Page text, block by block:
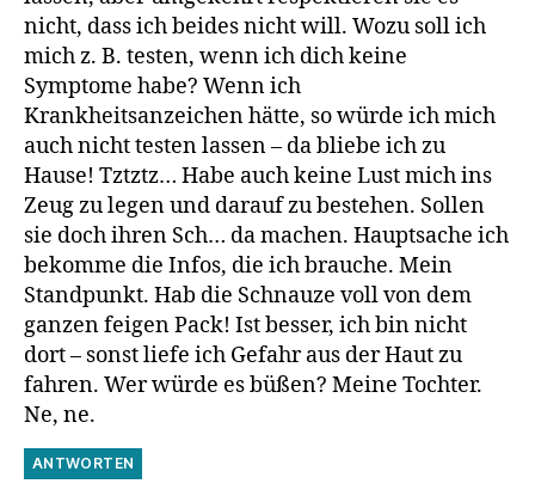
nicht, dass ich beides nicht will. Wozu soll ich
mich z. B. testen, wenn ich dich keine
Symptome habe? Wenn ich
Krankheitsanzeichen hätte, so würde ich mich
auch nicht testen lassen – da bliebe ich zu
Hause! Tztztz… Habe auch keine Lust mich ins
Zeug zu legen und darauf zu bestehen. Sollen
sie doch ihren Sch… da machen. Hauptsache ich
bekomme die Infos, die ich brauche. Mein
Standpunkt. Hab die Schnauze voll von dem
ganzen feigen Pack! Ist besser, ich bin nicht
dort – sonst liefe ich Gefahr aus der Haut zu
fahren. Wer würde es büßen? Meine Tochter.
Ne, ne.
ANTWORTEN